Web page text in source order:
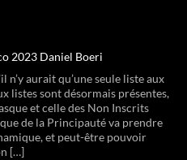
2023 Daniel Boeri
aurait qu’une seule liste aux
listes sont désormais présentes,
et celle des Non Inscrits
de la Principauté va prendre
et peut-être pouvoir
[…]